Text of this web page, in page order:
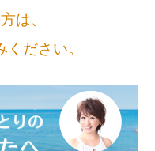
は、
ださい。